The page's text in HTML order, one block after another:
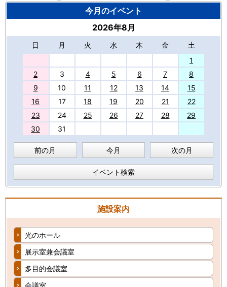
今月のイベント
2026年8月
日 月 火 水 木 金
土
1
2
3 4 5 6 7
8
9
10 11 12 13 14
15
16
17 18 19 20 21
22
23
24 25 26 27 28
29
30
31
前の月 今月 次の月
イベント検索
施設案内
光のホール
展示室兼会議室
多目的会議室